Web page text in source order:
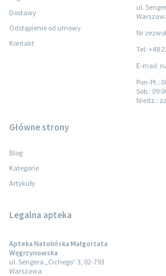
Dostawy
Odstąpienie od umowy
Kontakt
ul.
Nr
Tel: +48
E-mail:
Pon-Pt.:
Sob.:
Niedz.:
Główne strony
Blog
Kategorie
Artykuły
Legalna apteka
Apteka Natolińska Małgorzata
Węgrzynowska
ul. Sengera „Cichego” 3, 02-793
Warszawa